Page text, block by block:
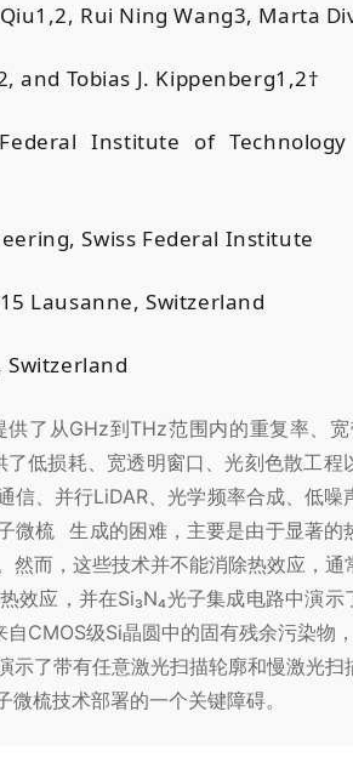
1 ,2, Rui Ning Wang3, Marta
, and Tobias J. Kippenberg1 ,2†
Institute of Technology
Swiss Federal Institute
Lausanne, Switzerland
Switzerland
了从GHz到THz范围内的重复率、
低损耗、宽透明窗口、光刻色散工
信、并行LiDAR、光学频率合成、低
微梳
生成的困难，主要是由于显著
然而，这些技术并不能消除热效应，
效应，并在Si₃N₄光子集成电路中演示
自CMOS级Si晶圆中的固有残余污染物
示了带有任意激光扫描轮廓和慢激光
梳技术部署的一个关键障碍。